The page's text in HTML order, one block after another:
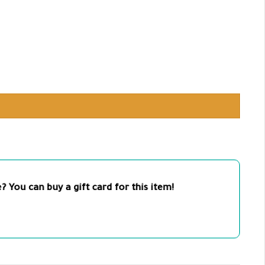
You can buy a gift card for this item!